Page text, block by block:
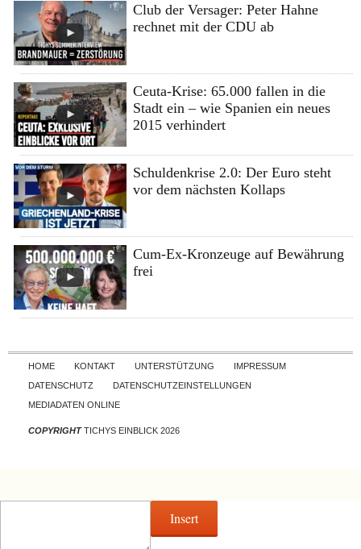
Club der Versager: Peter Hahne
rechnet mit der CDU ab
Ceuta-Krise: 65.000 fallen in die
Stadt ein – wie Spanien ein neues
2015 verhindert
Schuldenkrise 2.0: Der Euro steht
vor dem nächsten Kollaps
Cum-Ex-Kronzeuge auf Bewährung
frei
Skip to content
HOME KONTAKT UNTERSTÜTZUNG
IMPRESSUM
DATENSCHUTZ
DATENSCHUTZEINSTELLUNGEN
MEDIADATEN ONLINE
COPYRIGHTTICHYS EINBLICK 2026
Insert